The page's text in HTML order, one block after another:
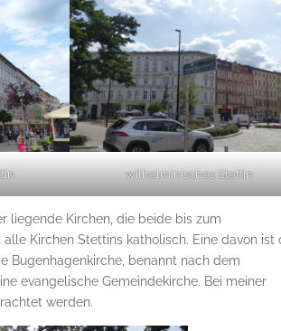
wilhelminisches Stettin
liegende Kirchen, die beide bis zum
Kirchen Stettins katholisch. Eine davon ist
Bugenhagenkirche, benannt nach dem
evangelische Gemeindekirche. Bei meiner
werden.